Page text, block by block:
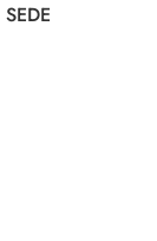
SEDE